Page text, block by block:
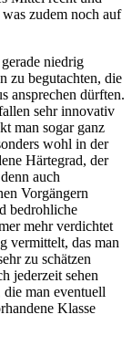
zudem noch auf
niedrig
zu begutachten, die
ansprechen dürften.
sehr innovativ
man sogar ganz
wohl in der
Härtegrad, der
auch
Vorgängern
bedrohliche
mehr verdichtet
vermittelt, das man
zu schätzen
jederzeit sehen
die man eventuell
Klasse